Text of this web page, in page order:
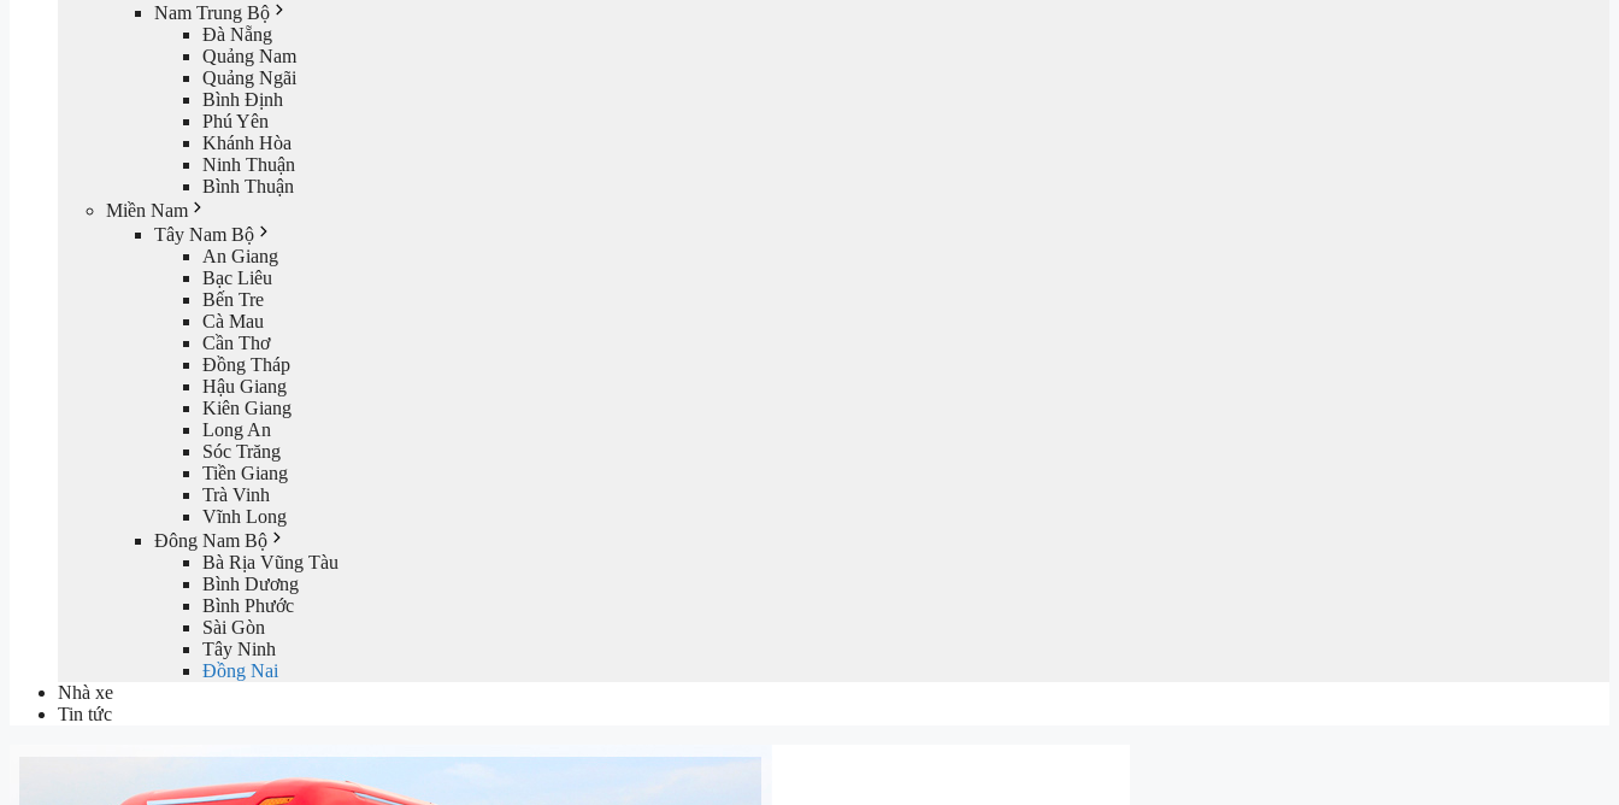
Nam Trung Bộ
Đà Nẵng
Quảng Nam
Quảng Ngãi
Bình Định
Phú Yên
Khánh Hòa
Ninh Thuận
Bình Thuận
Miền Nam
Tây Nam Bộ
An Giang
Bạc Liêu
Bến Tre
Cà Mau
Cần Thơ
Đồng Tháp
Hậu Giang
Kiên Giang
Long An
Sóc Trăng
Tiền Giang
Trà Vinh
Vĩnh Long
Đông Nam Bộ
Bà Rịa Vũng Tàu
Bình Dương
Bình Phước
Sài Gòn
Tây Ninh
Đồng Nai
Nhà xe
Tin tức